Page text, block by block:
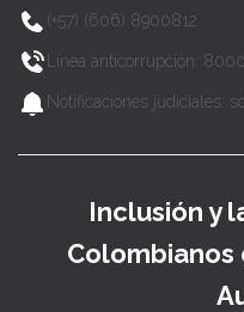
(+57) (606) 8900812
Línea anticorrupción:
Notificaciones judiciales:
Inclusión y
Colombianos